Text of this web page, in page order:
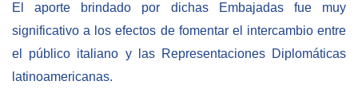
El aporte brindado por dichas Embajadas fue muy
significativo a los efectos de fomentar el intercambio entre
el público italiano y las Representaciones Diplomáticas
latinoamericanas.